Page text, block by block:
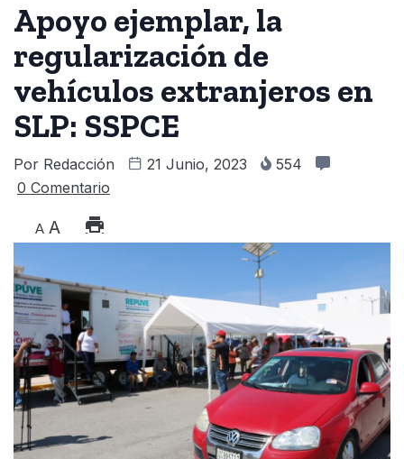
Apoyo ejemplar, la
regularización de
vehículos extranjeros en
SLP: SSPCE
Por Redacción 21 Junio, 2023
554
0 Comentario
A A